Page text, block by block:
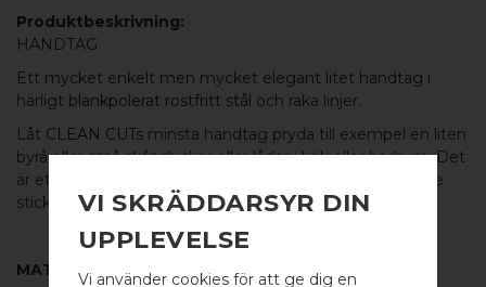
Produktbeskrivning:
HANDTAG
Ett mycket enkelt men mycket elegant litet handtag i
härligt blankpolerat rostfritt stål och raka linjer.
Låt CLEAN CUTs minsta handtag pryda till exempel en liten
byrå eller små skåpsluckor eller lådor i kök eller badrum. Det
är ett greppvänligt
trots sin storlek och det inte
sticker ut alls mycket.
MATERIAL
VI SKRÄDDARSYR DIN
UPPLEVELSE
Vi använder cookies för att ge dig en